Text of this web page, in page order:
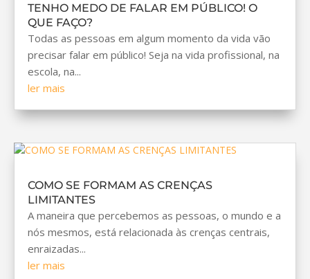
TENHO MEDO DE FALAR EM PÚBLICO! O
QUE FAÇO?
Todas as pessoas em algum momento da vida vão
precisar falar em público! Seja na vida profissional, na
escola, na...
ler mais
COMO SE FORMAM AS CRENÇAS
LIMITANTES
A maneira que percebemos as pessoas, o mundo e a
nós mesmos, está relacionada às crenças centrais,
enraizadas...
ler mais